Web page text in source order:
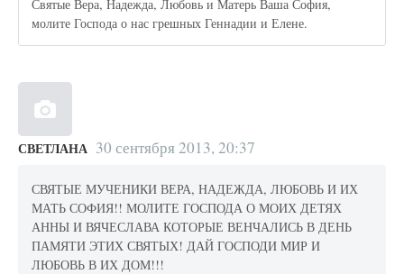
Святые Вера, Надежда, Любовь и Матерь Ваша София,
молите Господа о нас грешных Геннадии и Елене.
СВЕТЛАНА 30 сентября 2013, 20:37
СВЯТЫЕ МУЧЕНИКИ ВЕРА, НАДЕЖДА, ЛЮБОВЬ И ИХ
МАТЬ СОФИЯ!! МОЛИТЕ ГОСПОДА О МОИХ ДЕТЯХ
АННЫ И ВЯЧЕСЛАВА КОТОРЫЕ ВЕНЧАЛИСЬ В ДЕНЬ
ПАМЯТИ ЭТИХ СВЯТЫХ! ДАЙ ГОСПОДИ МИР И
ЛЮБОВЬ В ИХ ДОМ!!!